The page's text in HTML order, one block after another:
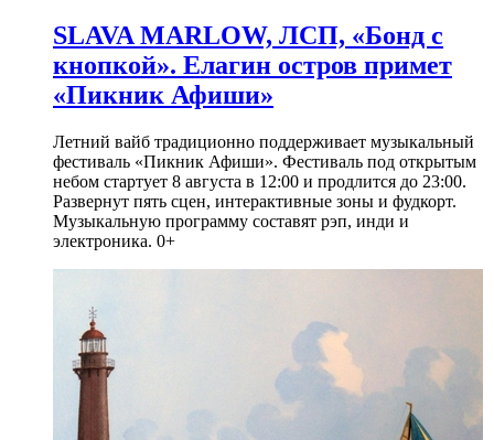
SLAVA MARLOW, ЛСП, «Бонд с
кнопкой». Елагин остров примет
«Пикник Афиши»
Летний вайб традиционно поддерживает музыкальный
фестиваль «Пикник Афиши». Фестиваль под открытым
небом стартует 8 августа в 12:00 и продлится до 23:00.
Развернут пять сцен, интерактивные зоны и фудкорт.
Музыкальную программу составят рэп, инди и
электроника. 0+